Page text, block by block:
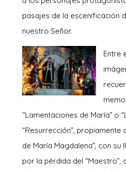
pasajes de la escenificación
nuestro Señor.
Entre
“Lamentaciones de María” o
“Resurrección”, propiamente
de María Magdalena”, con
por la pérdida del “Maestro”,